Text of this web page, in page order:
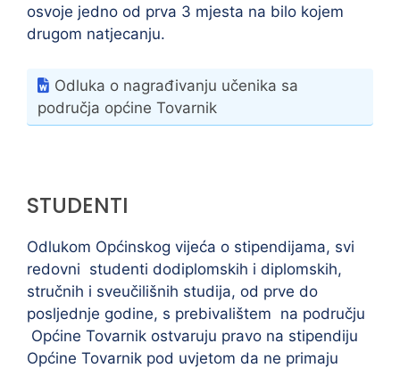
osvoje jedno od prva 3 mjesta na bilo kojem
drugom natjecanju.
Odluka o nagrađivanju učenika sa
područja općine Tovarnik
STUDENTI
Odlukom Općinskog vijeća o stipendijama, svi
redovni studenti dodiplomskih i diplomskih,
stručnih i sveučilišnih studija, od prve do
posljednje godine, s prebivalištem na području
Općine Tovarnik ostvaruju pravo na stipendiju
Općine Tovarnik pod uvjetom da ne primaju